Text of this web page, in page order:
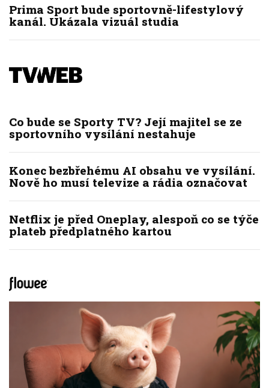
Prima Sport bude sportovně-lifestylový
kanál. Ukázala vizuál studia
Co bude se Sporty TV? Její majitel se ze
sportovního vysílání nestahuje
Konec bezbřehému AI obsahu ve vysílání.
Nově ho musí televize a rádia označovat
Netflix je před Oneplay, alespoň co se týče
plateb předplatného kartou